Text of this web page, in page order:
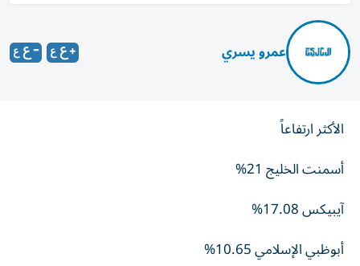
عمرو يسري
الأكثر ارتفاعاً
أسمنت الخليج 21%
آيبيكس 17.08%
أبوظبي الإسلامي 10.65%